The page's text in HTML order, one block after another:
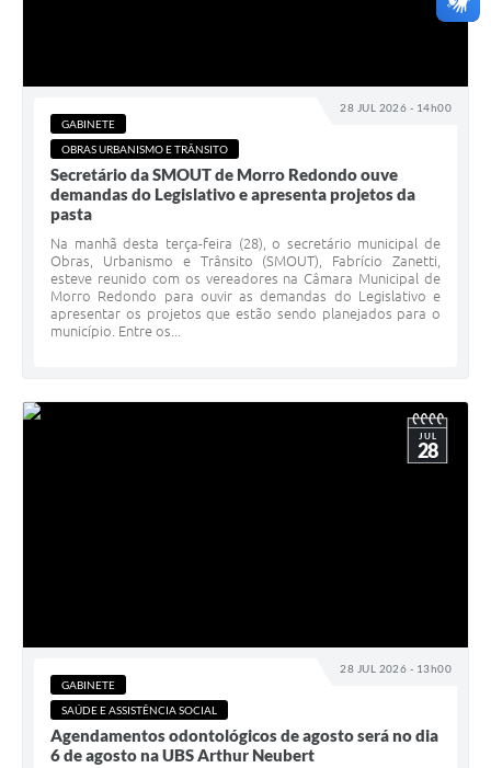
28 JUL 2026 - 14h00
GABINETE
OBRAS URBANISMO E TRÂNSITO
Secretário da SMOUT de Morro Redondo ouve
demandas do Legislativo e apresenta projetos da
pasta
Na manhã desta terça-feira (28), o secretário municipal de
Obras, Urbanismo e Trânsito (SMOUT), Fabrício Zanetti,
esteve reunido com os vereadores na Câmara Municipal de
Morro Redondo para ouvir as demandas do Legislativo e
apresentar os projetos que estão sendo planejados para o
município. Entre os...
28 JUL 2026 - 13h00
JUL
28
GABINETE
SAÚDE E ASSISTÊNCIA SOCIAL
Agendamentos odontológicos de agosto será no dia
6 de agosto na UBS Arthur Neubert